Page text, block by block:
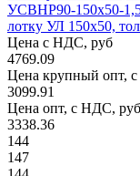
УСВНР90-150х50-
лотку УЛ 150х50,
Цена с НДС, руб
4769.09
Цена крупный опт,
3099.91
Цена опт, с НДС, руб
3338.36
144
147